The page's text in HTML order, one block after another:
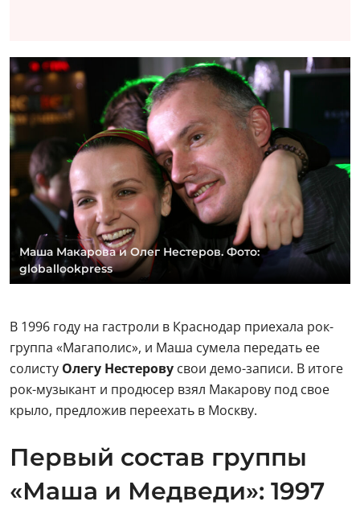
Маша Макарова и Олег Нестеров. Фото:
globallookpress
В 1996 году на гастроли в Краснодар приехала рок-
группа «Магаполис», и Маша сумела передать ее
солисту Олегу Нестерову свои демо-записи. В итоге
рок-музыкант и продюсер взял Макарову под свое
крыло, предложив переехать в Москву.
Первый состав группы
«Маша и Медведи»: 1997